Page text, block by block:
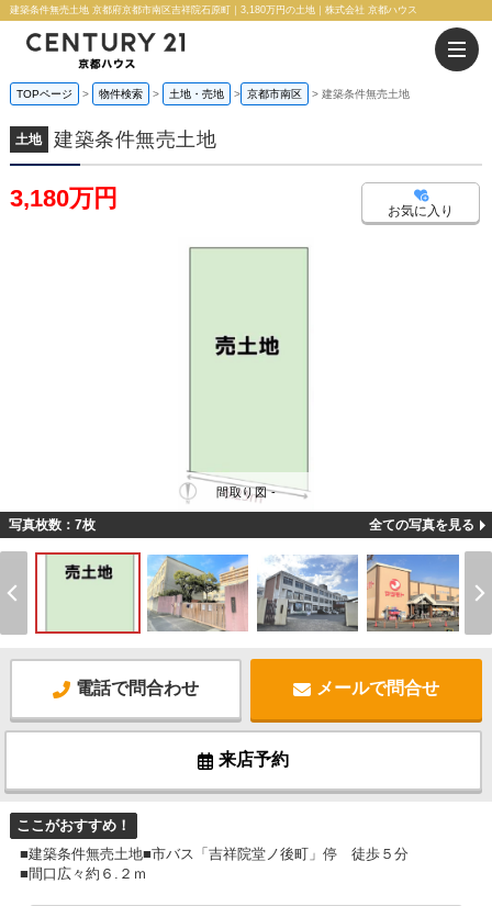
建築条件無売土地 京都府京都市南区吉祥院石原町｜3,180万円の土地｜株式会社 京都ハウス
TOPページ 物件検索 土地・売地 京都市南区 建築条件無売土地
土地 建築条件無売土地
3,180万円 お気に入り
間取り図 -
写真枚数：7枚 全ての写真を見る
電話で問合わせ メールで問合せ
来店予約
ここがおすすめ！
■建築条件無売土地■市バス「吉祥院堂ノ後町」停 徒歩５分
■間口広々約６.２ｍ